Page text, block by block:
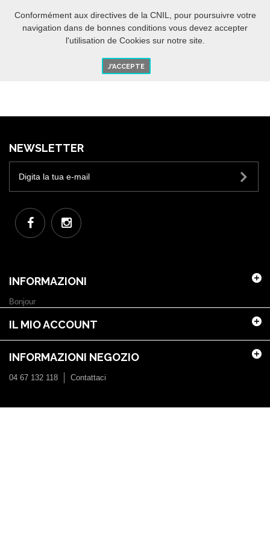
Conformément aux directives de la CNIL, pour poursuivre votre
navigation dans de bonnes conditions vous devez accepter
l'utilisation de Cookies sur notre site.
J'ACCEPTE
NEWSLETTER
INFORMAZIONI
Bonjour
IL MIO ACCOUNT
INFORMAZIONI NEGOZIO
04 67 132 118 Contattaci